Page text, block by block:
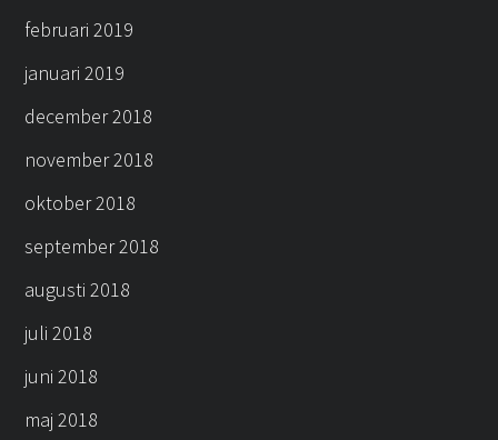
februari 2019
januari 2019
december 2018
november 2018
oktober 2018
september 2018
augusti 2018
juli 2018
juni 2018
maj 2018